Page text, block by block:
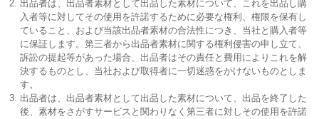
出品者は、出品者素材として出品した素材について、これを出品し購
入者等に対してその使用を許諾するために必要な権利、権限を保有し
ていること、および当該出品者素材の合法性につき、当社と購入者等
に保証します。第三者から出品者素材に関する権利侵害の申し立て、
訴訟の提起等があった場合、出品者はその責任と費用によりこれを解
決するものとし、当社および取得者に一切迷惑をかけないものとしま
す。
出品者は、出品者素材として出品した素材について、出品を終了した
後、素材をさがすサービスと関わりなく第三者に対しその使用を許諾